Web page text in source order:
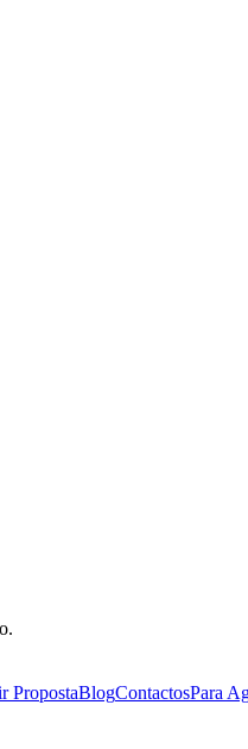
PropostaBlogContactosPara